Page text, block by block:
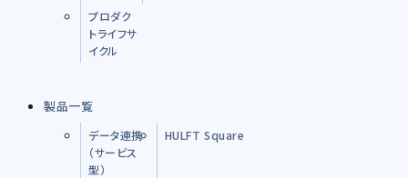
プロダク
トライフサ
イクル
製品一覧
データ連携
（サービス
型）
HULFT Square